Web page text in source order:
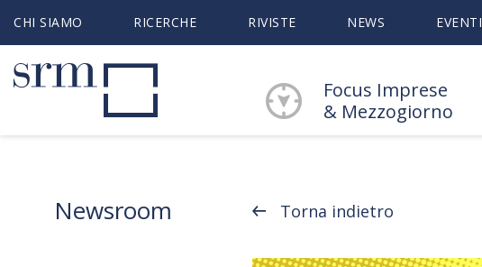
CHI SIAMO RICERCHE RIVISTE NEWS EVENTI
Focus Imprese
& Mezzogiorno
Newsroom Torna indietro